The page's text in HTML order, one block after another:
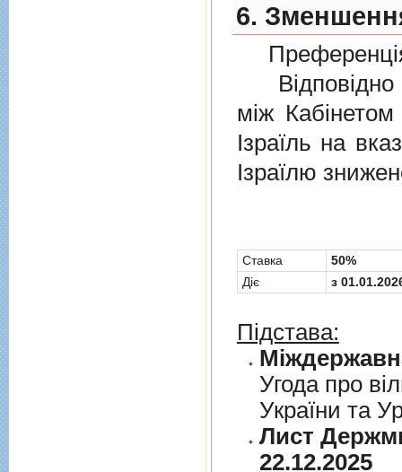
6.
Відповідно
мiж Кабінетом
Ізраїль на
Ізраїлю
Cтавка
50%
Діє
з
Підстава:
Угода про
України та
Лист
22.12.2025